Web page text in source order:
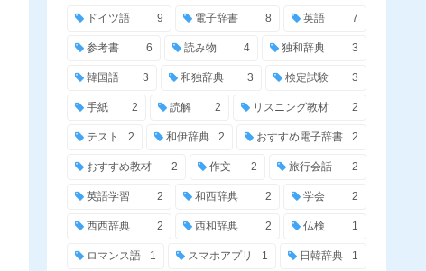
ドイツ語 9 電子辞書 8 英語 7
参考書 6 読み物 4 独和辞典 3
韓国語 3 和独辞典 3 検定試験 3
手紙 2 読解 2 リスニング教材 2
テスト 2 和伊辞典 2 おすすめ電子辞書 2
おすすめ教材 2 作文 2 旅行会話 2
英語学習 2 和西辞典 2 学会 2
西西辞典 2 西和辞典 2 仏検 1
ロマンス語 1 スマホアプリ 1 日韓辞典 1